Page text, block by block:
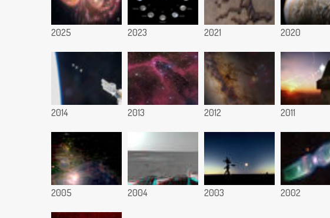
2025 2023 2021 2020
2014 2013 2012 2011
2005 2004 2003 2002